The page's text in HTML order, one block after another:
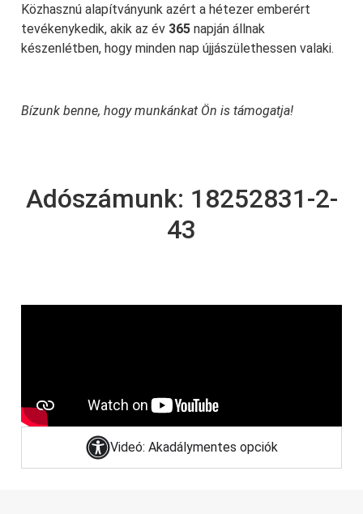
Közhasznú alapítványunk azért a hétezer emberért
tevékenykedik, akik az év 365 napján állnak
készenlétben, hogy minden nap újjászülethessen valaki.
Bízunk benne, hogy munkánkat Ön is támogatja!
Adószámunk: 18252831-2-
43
Videó: Akadálymentes opciók